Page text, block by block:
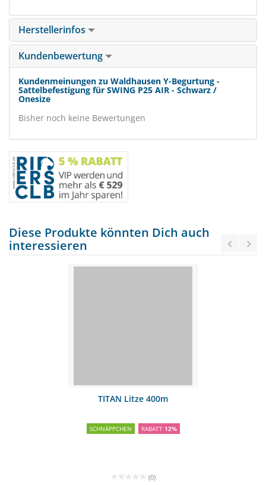
Herstellerinfos
Kundenbewertung
Kundenmeinungen zu Waldhausen Y-Begurtung -
Sattelbefestigung für SWING P25 AIR - Schwarz /
Onesize
Bisher noch keine Bewertungen
Diese Produkte könnten Dich auch
interessieren
TITAN Litze 400m
SCHNÄPPCHEN RABATT 12%
(0)